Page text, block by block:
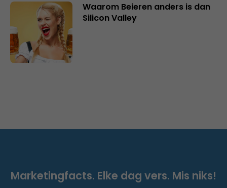
Waarom Beieren anders is dan
Silicon Valley
Marketingfacts. Elke dag vers. Mis niks!